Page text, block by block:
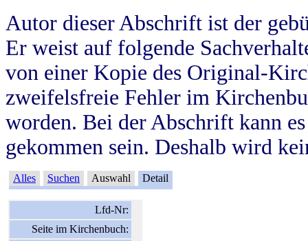
Autor dieser Abschrift ist der
Er weist auf folgende
von einer Kopie des Original-
zweifelsfreie Fehler im
worden. Bei der Abschrift kann
gekommen sein. Deshalb wird
Alles Suchen Auswahl Detail
Lfd-Nr:
Seite im Kirchenbuch: